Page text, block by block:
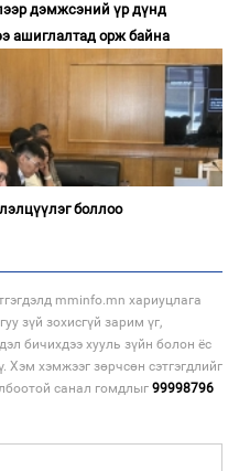
дэмжсэний үр дүнд
ашиглалтад орж байна
боллоо
mminfo.mn хариуцлага
зүй зохисгүй зарим үг,
бичихдээ хууль зүйн болон ёс
Хэм хэмжээг зөрчсөн сэтгэгдлийг
санал гомдлыг 99998796